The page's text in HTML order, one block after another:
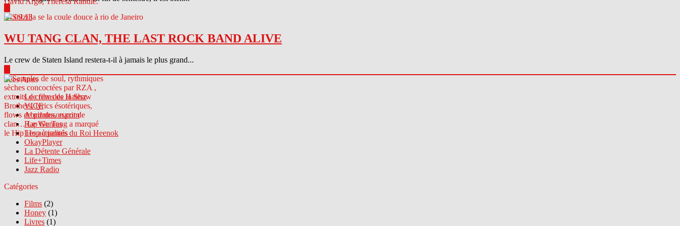
04.09.13
WU TANG CLAN, THE LAST ROCK BAND ALIVE
Le crew de Staten Island restera-t-il à jamais le plus grand...
Sites Amis
Le crew des Haterz
VICE
Abcdrduson.com
Rap Genius
Les actualités du Roi Heenok
OkayPlayer
La Détente Générale
Life+Times
Jazz Radio
Catégories
Films (2)
Honey (1)
Livres (1)